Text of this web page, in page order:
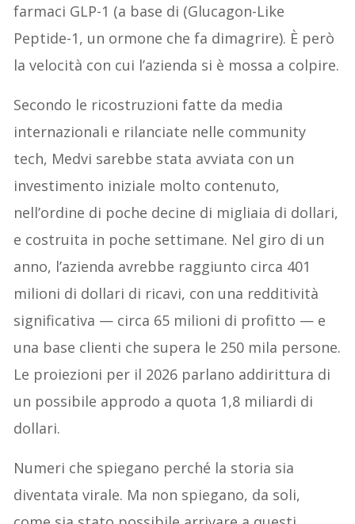
farmaci GLP-1 (a base di (Glucagon-Like
Peptide-1, un ormone che fa dimagrire). È però
la velocità con cui l’azienda si è mossa a colpire.
Secondo le ricostruzioni fatte da media
internazionali e rilanciate nelle community
tech, Medvi sarebbe stata avviata con un
investimento iniziale molto contenuto,
nell’ordine di poche decine di migliaia di dollari,
e costruita in poche settimane. Nel giro di un
anno, l’azienda avrebbe raggiunto circa 401
milioni di dollari di ricavi, con una redditività
significativa — circa 65 milioni di profitto — e
una base clienti che supera le 250 mila persone.
Le proiezioni per il 2026 parlano addirittura di
un possibile approdo a quota 1,8 miliardi di
dollari.
Numeri che spiegano perché la storia sia
diventata virale. Ma non spiegano, da soli,